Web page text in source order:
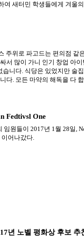
새터민 학생들에게 겨울
주위로 파고드는 편의점
서 많이 가니 인기 창업 아
니다. 식당은 있었지만 술
다. 모든 마약의 해독을 다
Fedtivsl One
원들이 2017년 1월 28일,
어나갔다.
년 노벨 평화상 후보 추